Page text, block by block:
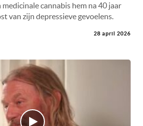
cannabis hem na 40 jaar
van zijn depressieve gevoelens.
28 april 2026